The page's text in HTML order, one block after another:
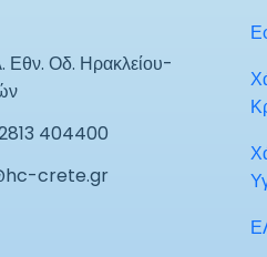
Εθν. Οδ. Ηρακλείου-
404400
crete.gr